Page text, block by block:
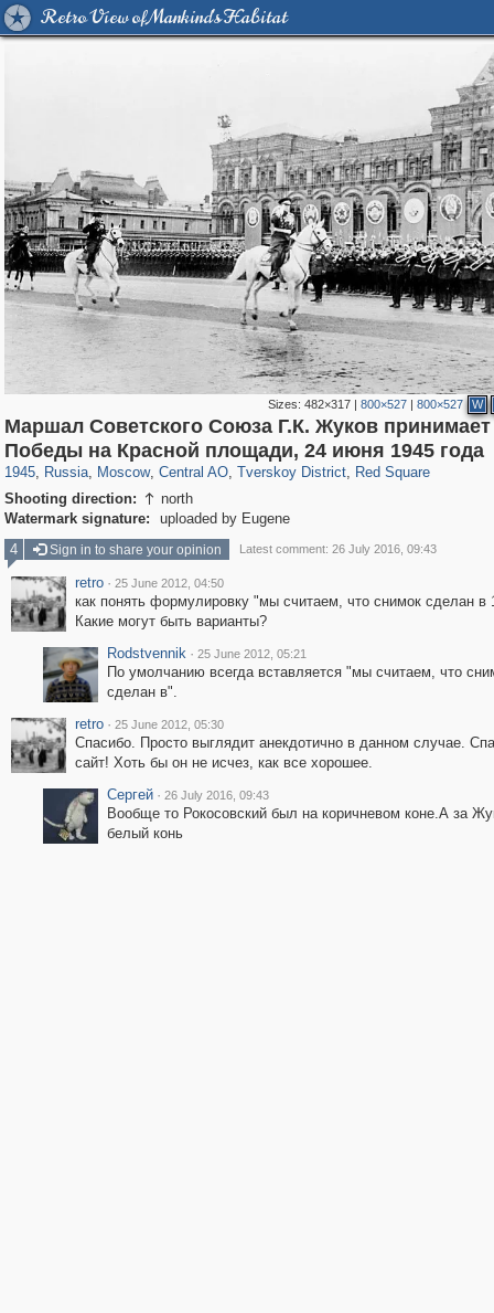
Retro View of Mankind's Habitat
Sizes: 482×317 | 800×527 | 800×527 W
Маршал Советского Союза Г.К. Жуков принимает
Победы на Красной площади, 24 июня 1945 года
1945, Russia
1,406,003 29,243
, Moscow
319,716 8,286
, Central AO
159,930 5,916
, Tverskoy District
53,016 2,283
, Red Square
4,134 154
Shooting direction:  north
Watermark signature:
uploaded by Eugene
4
Sign in to share your opinion Latest comment: 26 July 2016, 09:43
retro · 25 June 2012, 04:50
как понять формулировку "мы считаем, что снимок сделан в
Какие могут быть варианты?
Rodstvennik · 25 June 2012, 05:21
По умолчанию всегда вставляется "мы считаем, что
сделан в".
retro · 25 June 2012, 05:30
Спасибо. Просто выглядит анекдотично в данном случае.
сайт! Хоть бы он не исчез, как все хорошее.
Сергей · 26 July 2016, 09:43
Вообще то Рокосовский был на коричневом коне.А за
белый конь